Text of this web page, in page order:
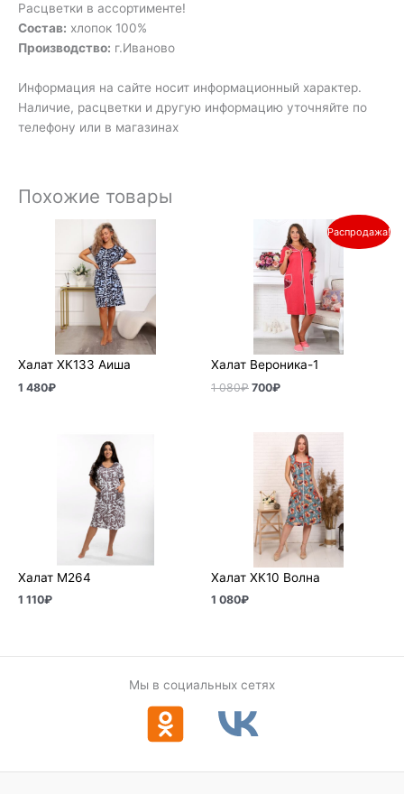
Расцветки в ассортименте!
Состав: хлопок 100%
Производство: г.Иваново
Информация на сайте носит информационный характер.
Наличие, расцветки и другую информацию уточняйте по
телефону или в магазинах
Похожие товары
Халат ХК133 Аиша
1 480₽
Распродажа!
Халат Вероника-1
1 080₽
Первоначальная
составляла
1
080₽.
700₽
Текущая
цена:
700₽.
Халат М264
1 110₽
Халат ХК10 Волна
1 080₽
Мы в социальных сетях